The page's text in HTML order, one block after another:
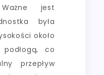
jest
była
około
co
przepływ